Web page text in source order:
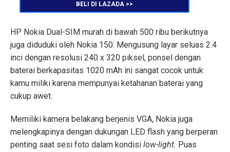
BELI DI LAZADA >>
HP Nokia Dual-SIM murah di bawah 500 ribu berikutnya
juga diduduki oleh Nokia 150. Mengusung layar seluas 2.4
inci dengan resolusi 240 x 320 piksel, ponsel dengan
baterai berkapasitas 1020 mAh ini sangat cocok untuk
kamu miliki karena mempunyai ketahanan baterai yang
cukup awet.
Memiliki kamera belakang berjenis VGA, Nokia juga
melengkapinya dengan dukungan LED flash yang berperan
penting saat sesi foto dalam kondisi low-light. Puas